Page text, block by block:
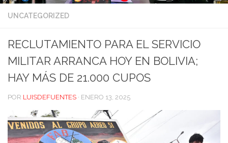
UNCATEGORIZED
RECLUTAMIENTO PARA EL SERVICIO
MILITAR ARRANCA HOY EN BOLIVIA;
HAY MÁS DE 21.000 CUPOS
POR LUISDEFUENTES · ENERO 13, 2025